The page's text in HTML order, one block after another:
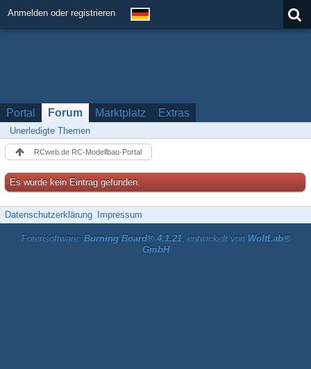
Anmelden oder registrieren
Portal Forum Marktplatz Extras
Unerledigte Themen
RCweb.de RC-Modellbau-Portal
Es wurde kein Eintrag gefunden.
Datenschutzerklärung Impressum
Forensoftware: Burning Board® 4.1.21, entwickelt von WoltLab®
GmbH